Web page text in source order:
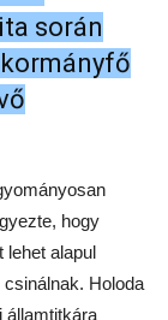
TUDJA
a
A
(miként korábban
választási